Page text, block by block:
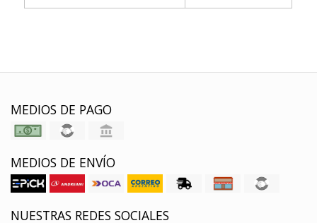
MEDIOS DE PAGO
MEDIOS DE ENVÍO
NUESTRAS REDES SOCIALES